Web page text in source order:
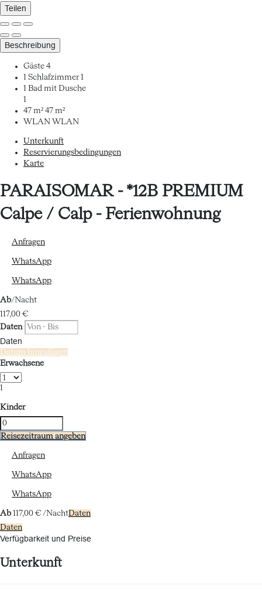
Teilen
Beschreibung
Gäste 4
1 Schlafzimmer 1
1 Bad mit Dusche
1
47 m² 47 m²
WLAN WLAN
Unterkunft
Reservierungsbedingungen
Karte
PARAISOMAR - *12B PREMIUM
Calpe / Calp - Ferienwohnung
Anfragen
WhatsApp
WhatsApp
Ab/Nacht
117,00 €
Daten
Daten
Datum hinzufügen
Erwachsene
1
Kinder
Reisezeitraum angeben
Anfragen
WhatsApp
WhatsApp
Ab 117,00 € /NachtDaten
Daten
Verfügbarkeit und Preise
Unterkunft